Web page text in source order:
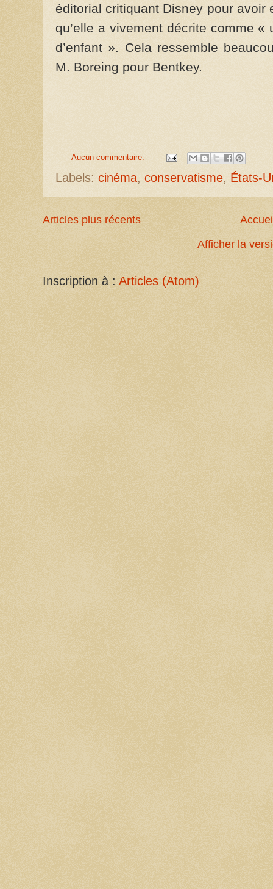
éditorial critiquant Disney pour
qu’elle a vivement décrite comme
d’enfant ». Cela ressemble
M. Boreing pour Bentkey.
Aucun commentaire:
Labels: cinéma, conservatisme, États-
Articles plus récents
Afficher la
Inscription à : Articles (Atom)